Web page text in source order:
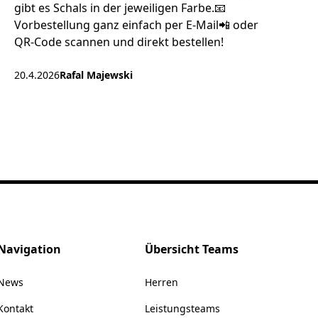
gibt es Schals in der jeweiligen Farbe.📧
Vorbestellung ganz einfach per E‑Mail📲 oder
QR-Code scannen und direkt bestellen!
20.4.2026Rafal Majewski
Übersicht Teams
Herren
Leistungsteams